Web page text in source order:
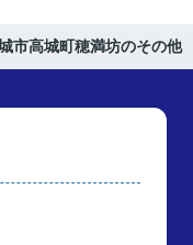
市高城町穂満坊のその他